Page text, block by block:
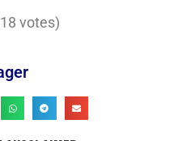
votes)